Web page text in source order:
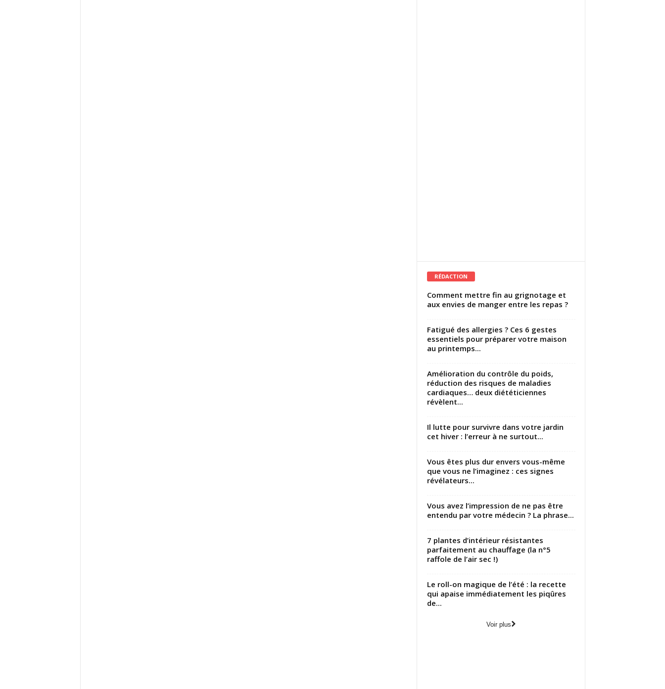
RÉDACTION
Comment mettre fin au grignotage et
aux envies de manger entre les repas ?
Fatigué des allergies ? Ces 6 gestes
essentiels pour préparer votre maison
au printemps...
Amélioration du contrôle du poids,
réduction des risques de maladies
cardiaques… deux diététiciennes
révèlent...
Il lutte pour survivre dans votre jardin
cet hiver : l’erreur à ne surtout...
Vous êtes plus dur envers vous-même
que vous ne l’imaginez : ces signes
révélateurs...
Vous avez l’impression de ne pas être
entendu par votre médecin ? La phrase...
7 plantes d’intérieur résistantes
parfaitement au chauffage (la n°5
raffole de l’air sec !)
Le roll-on magique de l’été : la recette
qui apaise immédiatement les piqûres
de...
Voir plus